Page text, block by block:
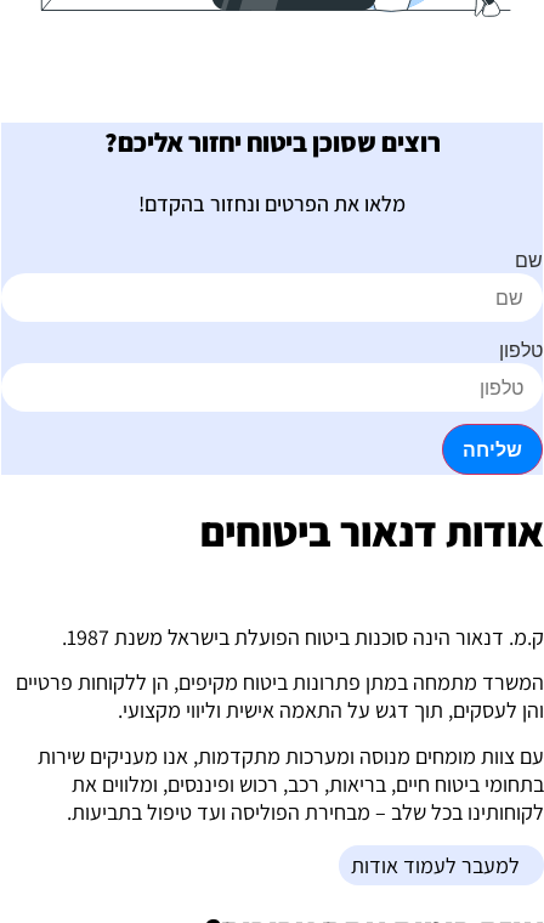
רוצים שסוכן ביטוח יחזור אליכם?
מלאו את הפרטים ונחזור בהקדם!
שליחה
דנאור ביטוחים
דנאור הינה סוכנות ביטוח הפועלת בישראל משנת 1987.
מתמחה במתן פתרונות ביטוח מקיפים, הן ללקוחות פרטיים
לעסקים, תוך דגש על התאמה אישית וליווי מקצועי.
צוות מומחים מנוסה ומערכות מתקדמות, אנו מעניקים שירות
ביטוח חיים, בריאות, רכב, רכוש ופיננסים, ומלווים את
בכל שלב – מבחירת הפוליסה ועד טיפול בתביעות.
למעבר לעמוד אודות